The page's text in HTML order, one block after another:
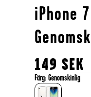
iPhone
149 SEK
Färg:Genomskinlig